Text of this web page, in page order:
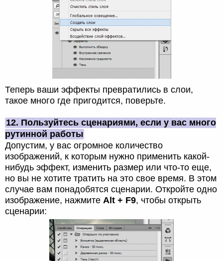
Теперь ваши эффекты превратились в слои,
такое много где пригодится, поверьте.
12. Пользуйтесь сценариями, если у вас много
рутинной работы
Допустим, у вас огромное количество
изображений, к которым нужно применить какой-
нибудь эффект, изменить размер или что-то еще,
но вы не хотите тратить на это свое время. В этом
случае вам понадобятся сценарии. Откройте одно
изображение, нажмите Alt + F9, чтобы открыть
сценарии: